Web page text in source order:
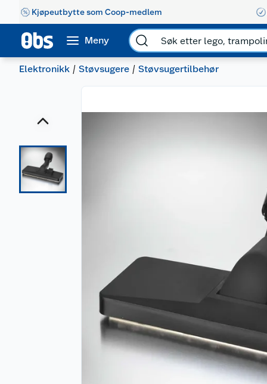
Kjøpeutbytte som Coop-medlem
Meny
Elektronikk Støvsugere Støvsugertilbehør